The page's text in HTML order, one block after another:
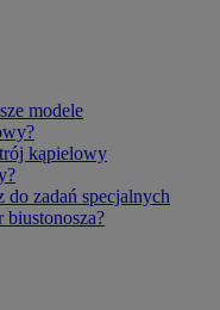
modele
kąpielowy
zadań specjalnych
biustonosza?